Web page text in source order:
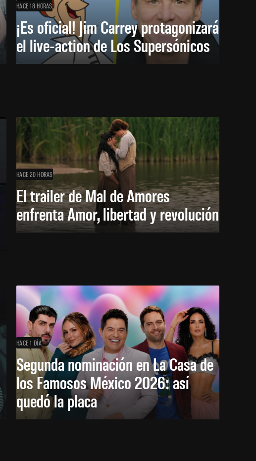
HACE 18 HORAS
¡Es oficial! Jim Carrey protagonizará
el live-action de Los Supersónicos
HACE 20 HORAS
El trailer de Mal de Amores
enfrenta Amor, libertad y revolución
HACE 1 DÍA
Segunda nominación en La Casa de
los Famosos México 2026: así
quedó la placa